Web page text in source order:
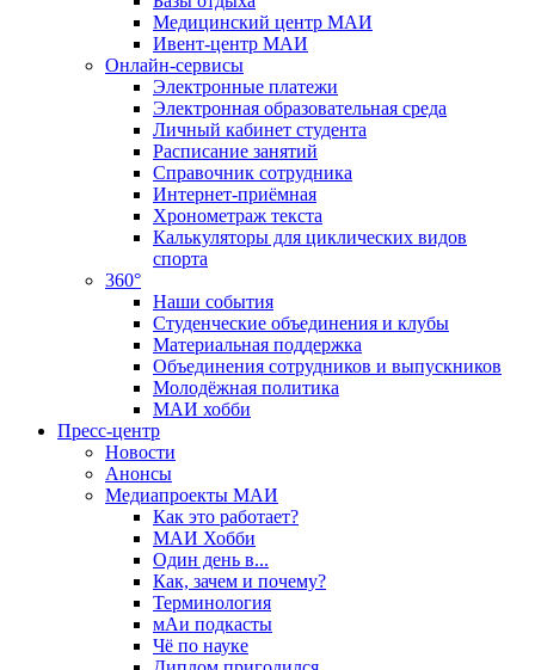
Медицинский центр МАИ
Ивент-центр МАИ
Онлайн-сервисы
Электронные платежи
Электронная образовательная среда
Личный кабинет студента
Расписание занятий
Справочник сотрудника
Интернет-приёмная
Хронометраж текста
Калькуляторы для циклических видов
спорта
360°
Наши события
Студенческие объединения и клубы
Материальная поддержка
Объединения сотрудников и выпускников
Молодёжная политика
МАИ хобби
Пресс-центр
Новости
Анонсы
Медиапроекты МАИ
Как это работает?
МАИ Хобби
Один день в...
Как, зачем и почему?
Терминология
мАи подкасты
Чё по науке